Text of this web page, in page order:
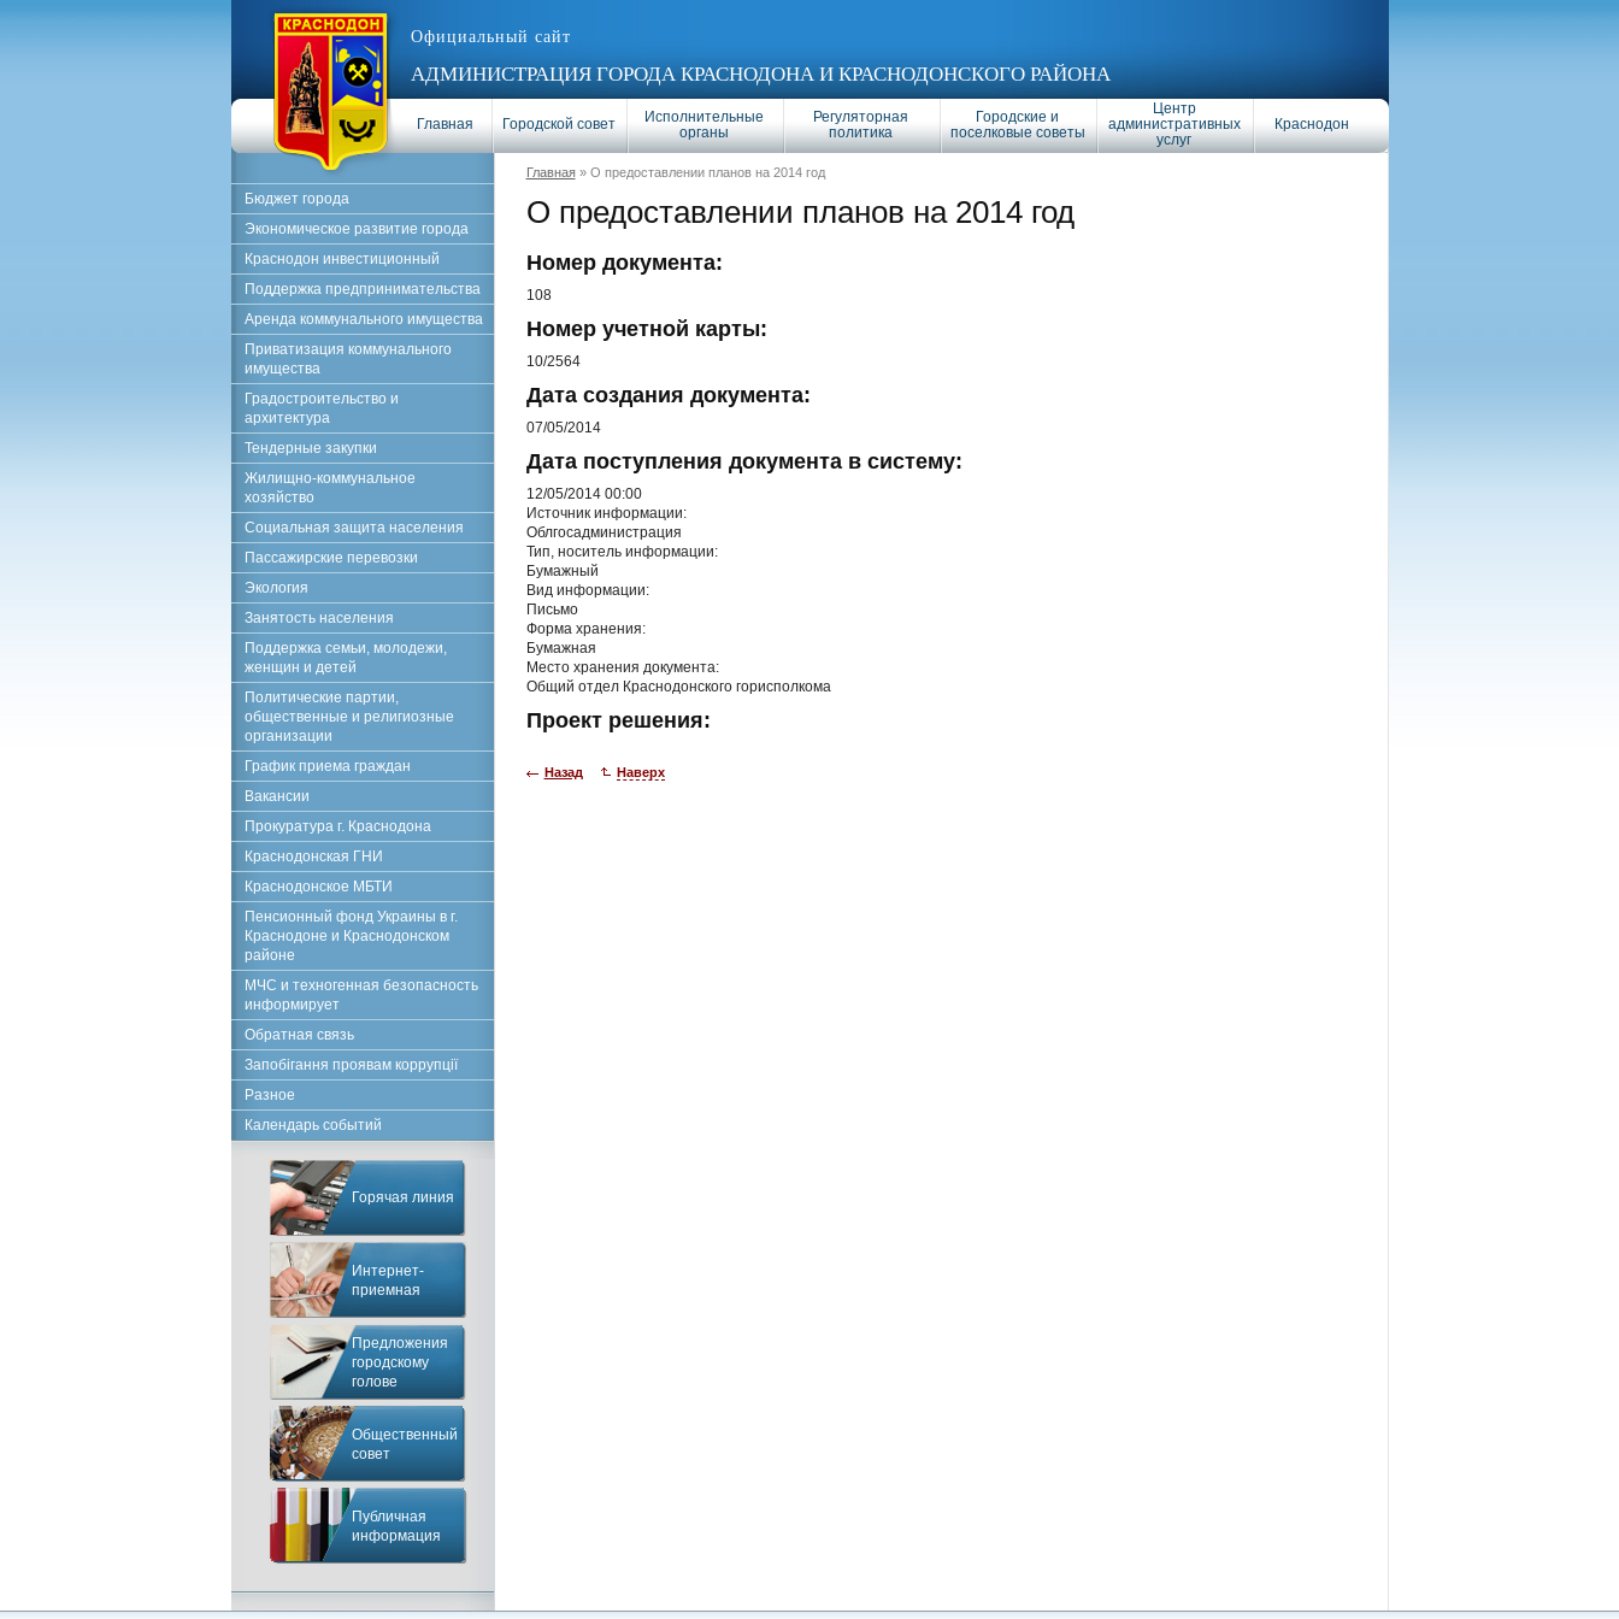
Официальный сайт
АДМИНИСТРАЦИЯ ГОРОДА КРАСНОДОНА И КРАСНОДОНСКОГО РАЙОНА
Главная Городской совет
Исполнительные
органы
Регуляторная
политика
Городские и
поселковые советы
Центр
административных
услуг
Краснодон
Главная» О предоставлении планов на 2014 год
О предоставлении планов на 2014 год
Номер документа:
108
Номер учетной карты:
10/2564
Дата создания документа:
07/05/2014
Дата поступления документа в систему:
12/05/2014 00:00
Источник информации:
Облгосадминистрация
Тип, носитель информации:
Бумажный
Вид информации:
Письмо
Форма хранения:
Бумажная
Место хранения документа:
Общий отдел Краснодонского горисполкома
Проект решения:
Назад Наверх
Бюджет города
Экономическое развитие города
Краснодон инвестиционный
Поддержка предпринимательства
Аренда коммунального имущества
Приватизация коммунального
имущества
Градостроительство и
архитектура
Тендерные закупки
Жилищно-коммунальное
хозяйство
Социальная защита населения
Пассажирские перевозки
Экология
Занятость населения
Поддержка семьи, молодежи,
женщин и детей
Политические партии,
общественные и религиозные
организации
График приема граждан
Вакансии
Прокуратура г. Краснодона
Краснодонская ГНИ
Краснодонское МБТИ
Пенсионный фонд Украины в г.
Краснодоне и Краснодонском
районе
МЧС и техногенная безопасность
информирует
Обратная связь
Запобігання проявам коррупції
Разное
Календарь событий
Горячая линия
Интернет-
приемная
Предложения
городскому
голове
Общественный
совет
Публичная
информация